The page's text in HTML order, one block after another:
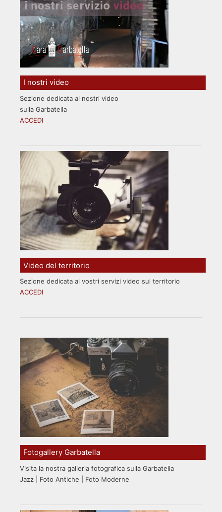
I nostri video
Sezione dedicata ai nostri video
sulla Garbatella
ACCEDI
Video del territorio
Sezione dedicata ai vostri servizi video sul territorio
ACCEDI
Fotogallery Garbatella
Visita la nostra galleria fotografica sulla Garbatella
Jazz | Foto Antiche | Foto Moderne